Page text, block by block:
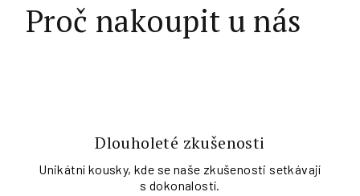
Proč nakoupit u nás
Dlouholeté zkušenosti
Unikátní kousky, kde se naše zkušenosti setkávají
s dokonalostí.